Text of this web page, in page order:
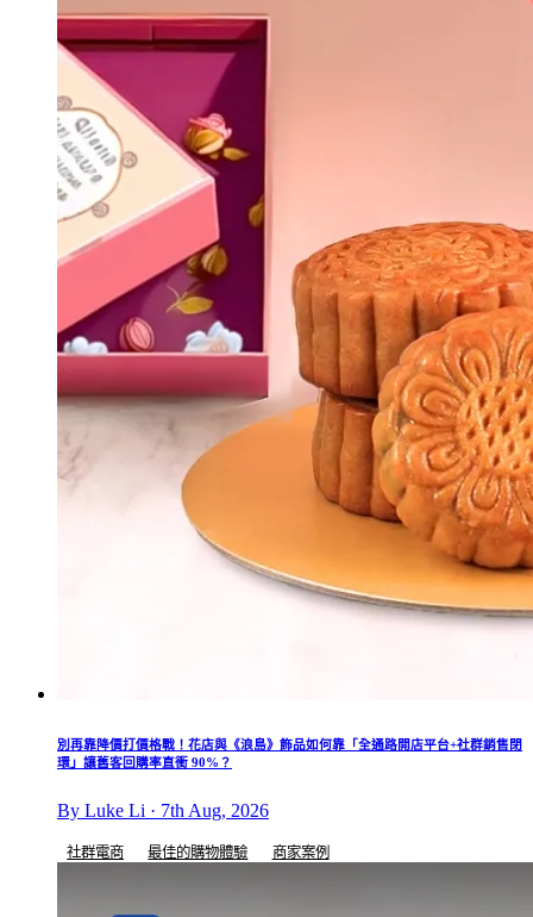
別再靠降價打價格戰！花店與《浪島》飾品如何靠「全通路開店平台+社群銷售閉
環」讓舊客回購率直衝 90%？
By Luke Li · 7th Aug, 2026
社群電商 最佳的購物體驗 商家案例